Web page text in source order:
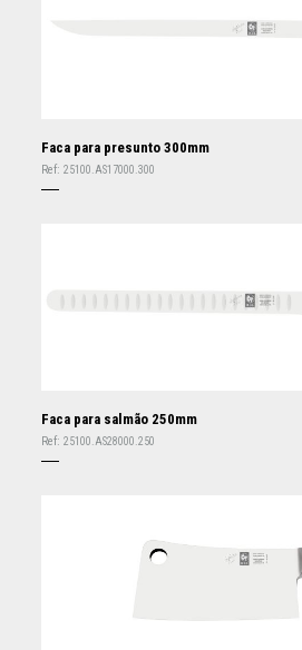
Faca para presunto 300mm
Ref: 25100.AS17000.300
Faca para salmão 250mm
Ref: 25100.AS28000.250